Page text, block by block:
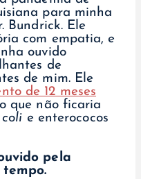
para minha
Bundrick. Ele
com empatia, e
ouvido
de
de mim. Ele
de 12 meses
que não ficaria
coli e enterococos
pela